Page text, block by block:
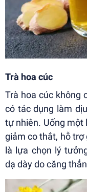
Trà hoa cúc
Trà hoa cúc không
có tác dụng làm
tự nhiên. Uống một
giảm co thắt, hỗ trợ
là lựa chọn lý
dạ dày do căng